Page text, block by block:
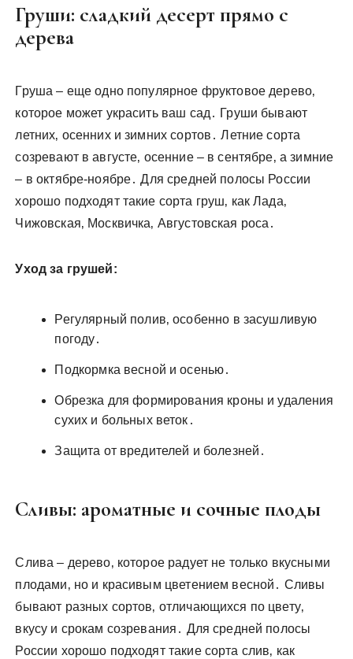
Груши: сладкий десерт прямо с
дерева
Груша – еще одно популярное фруктовое дерево‚
которое может украсить ваш сад․ Груши бывают
летних‚ осенних и зимних сортов․ Летние сорта
созревают в августе‚ осенние – в сентябре‚ а зимние
– в октябре-ноябре․ Для средней полосы России
хорошо подходят такие сорта груш‚ как Лада‚
Чижовская‚ Москвичка‚ Августовская роса․
Уход за грушей:
Регулярный полив‚ особенно в засушливую
погоду․
Подкормка весной и осенью․
Обрезка для формирования кроны и удаления
сухих и больных веток․
Защита от вредителей и болезней․
Сливы: ароматные и сочные плоды
Слива – дерево‚ которое радует не только вкусными
плодами‚ но и красивым цветением весной․ Сливы
бывают разных сортов‚ отличающихся по цвету‚
вкусу и срокам созревания․ Для средней полосы
России хорошо подходят такие сорта слив‚ как